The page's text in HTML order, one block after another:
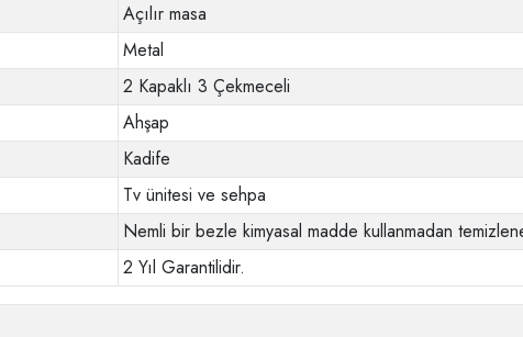
Açılır masa
Metal
2 Kapaklı 3 Çekmeceli
Ahşap
Kadife
Tv ünitesi ve sehpa
Nemli bir bezle kimyasal madde kullanmadan
2 Yıl Garantilidir.